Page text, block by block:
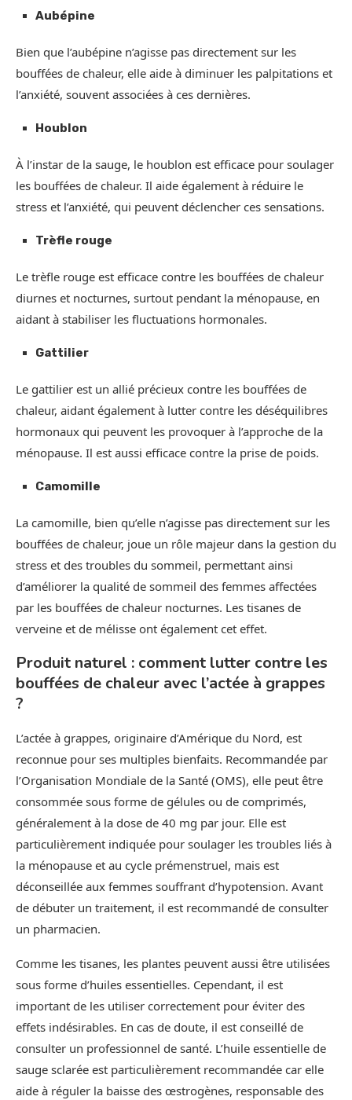
Aubépine
Bien que l’aubépine n’agisse pas directement sur les
bouffées de chaleur, elle aide à diminuer les palpitations et
l’anxiété, souvent associées à ces dernières.
Houblon
À l’instar de la sauge, le houblon est efficace pour soulager
les bouffées de chaleur. Il aide également à réduire le
stress et l’anxiété, qui peuvent déclencher ces sensations.
Trèfle rouge
Le trèfle rouge est efficace contre les bouffées de chaleur
diurnes et nocturnes, surtout pendant la ménopause, en
aidant à stabiliser les fluctuations hormonales.
Gattilier
Le gattilier est un allié précieux contre les bouffées de
chaleur, aidant également à lutter contre les déséquilibres
hormonaux qui peuvent les provoquer à l’approche de la
ménopause. Il est aussi efficace contre la prise de poids.
Camomille
La camomille, bien qu’elle n’agisse pas directement sur les
bouffées de chaleur, joue un rôle majeur dans la gestion du
stress et des troubles du sommeil, permettant ainsi
d’améliorer la qualité de sommeil des femmes affectées
par les bouffées de chaleur nocturnes. Les tisanes de
verveine et de mélisse ont également cet effet.
Produit naturel : comment lutter contre les
bouffées de chaleur avec l’actée à grappes
?
L’actée à grappes, originaire d’Amérique du Nord, est
reconnue pour ses multiples bienfaits. Recommandée par
l’Organisation Mondiale de la Santé (OMS), elle peut être
consommée sous forme de gélules ou de comprimés,
généralement à la dose de 40 mg par jour. Elle est
particulièrement indiquée pour soulager les troubles liés à
la ménopause et au cycle prémenstruel, mais est
déconseillée aux femmes souffrant d’hypotension. Avant
de débuter un traitement, il est recommandé de consulter
un pharmacien.
Comme les tisanes, les plantes peuvent aussi être utilisées
sous forme d’huiles essentielles. Cependant, il est
important de les utiliser correctement pour éviter des
effets indésirables. En cas de doute, il est conseillé de
consulter un professionnel de santé. L’huile essentielle de
sauge sclarée est particulièrement recommandée car elle
aide à réguler la baisse des œstrogènes, responsable des